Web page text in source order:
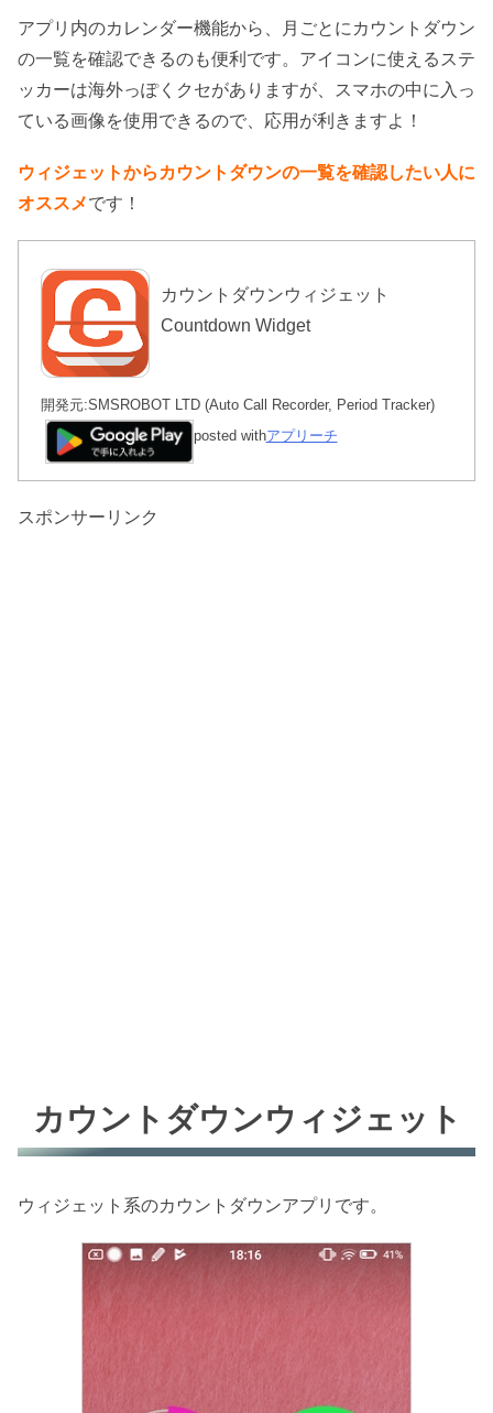
アプリ内のカレンダー機能から、月ごとにカウントダウン
の一覧を確認できるのも便利です。アイコンに使えるステ
ッカーは海外っぽくクセがありますが、スマホの中に入っ
ている画像を使用できるので、応用が利きますよ！
ウィジェットからカウントダウンの一覧を確認したい人に
オススメです！
カウントダウンウィジェット
Countdown Widget
開発元:SMSROBOT LTD (Auto Call Recorder, Period Tracker)
posted withアプリーチ
スポンサーリンク
カウントダウンウィジェット
ウィジェット系のカウントダウンアプリです。